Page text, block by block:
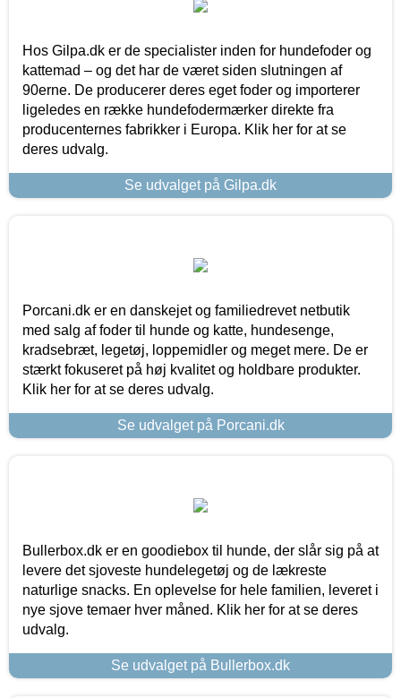
Hos Gilpa.dk er de specialister inden for hundefoder og
kattemad – og det har de været siden slutningen af
90erne. De producerer deres eget foder og importerer
ligeledes en række hundefodermærker direkte fra
producenternes fabrikker i Europa. Klik her for at se
deres udvalg.
Se udvalget på Gilpa.dk
Porcani.dk er en danskejet og familiedrevet netbutik
med salg af foder til hunde og katte, hundesenge,
kradsebræt, legetøj, loppemidler og meget mere. De er
stærkt fokuseret på høj kvalitet og holdbare produkter.
Klik her for at se deres udvalg.
Se udvalget på Porcani.dk
Bullerbox.dk er en goodiebox til hunde, der slår sig på at
levere det sjoveste hundelegetøj og de lækreste
naturlige snacks. En oplevelse for hele familien, leveret i
nye sjove temaer hver måned. Klik her for at se deres
udvalg.
Se udvalget på Bullerbox.dk